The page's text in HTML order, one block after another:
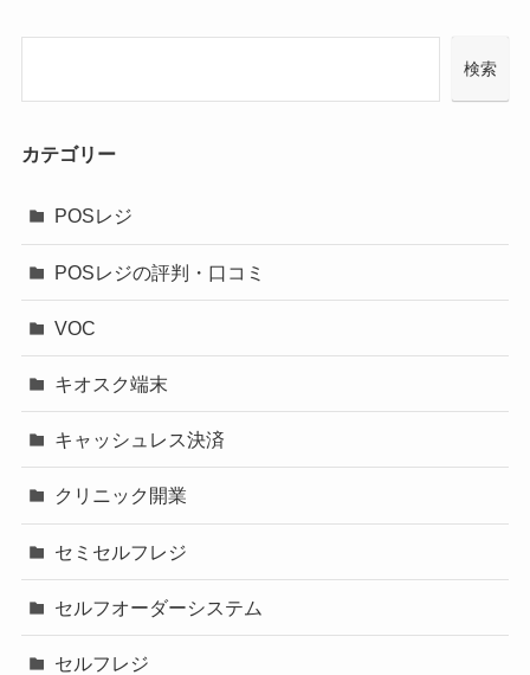
検索
カテゴリー
POSレジ
POSレジの評判・口コミ
VOC
キオスク端末
キャッシュレス決済
クリニック開業
セミセルフレジ
セルフオーダーシステム
セルフレジ